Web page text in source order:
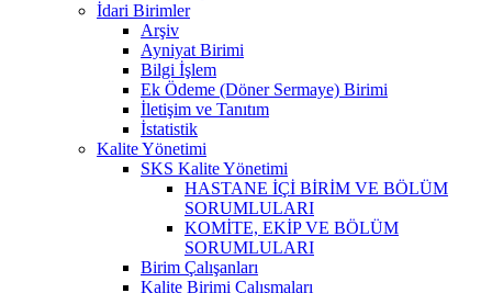
İdari Birimler
Arşiv
Ayniyat Birimi
Bilgi İşlem
Ek Ödeme (Döner Sermaye) Birimi
İletişim ve Tanıtım
İstatistik
Kalite Yönetimi
SKS Kalite Yönetimi
HASTANE İÇİ BİRİM VE BÖLÜM
SORUMLULARI
KOMİTE, EKİP VE BÖLÜM
SORUMLULARI
Birim Çalışanları
Kalite Birimi Çalışmaları